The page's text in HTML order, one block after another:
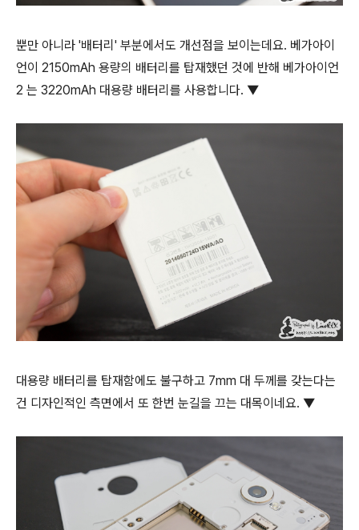
뿐만 아니라 '배터리' 부분에서도 개선점을 보이는데요. 베가아이
언이 2150mAh 용량의 배터리를 탑재했던 것에 반해 베가아이언
2 는 3220mAh 대용량 배터리를 사용합니다. ▼
대용량 배터리를 탑재함에도 불구하고 7mm 대 두께를 갖는다는
건 디자인적인 측면에서 또 한번 눈길을 끄는 대목이네요. ▼